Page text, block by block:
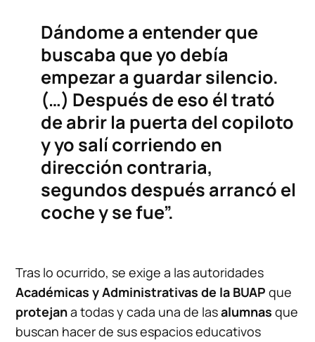
Dándome a entender que
buscaba que yo debía
empezar a guardar silencio.
(…) Después de eso él trató
de abrir la puerta del copiloto
y yo salí corriendo en
dirección contraria,
segundos después arrancó el
coche y se fue”.
Tras lo ocurrido, se exige a las autoridades
Académicas y Administrativas de la BUAP que
protejana todas y cada una de lasalumnasque
buscan hacer de sus espacios educativos